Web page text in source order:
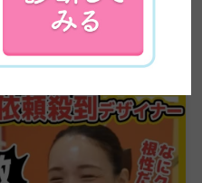
が脱サラしてWEBデザ